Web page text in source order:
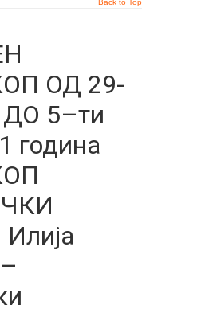
Back to Top
ОД 29-
ДО 5–ти
година